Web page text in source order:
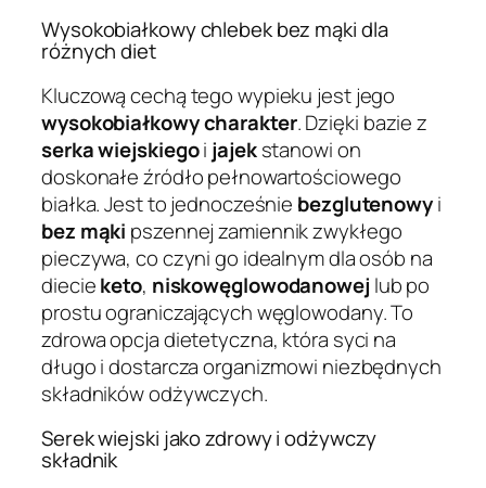
Wysokobiałkowy chlebek bez mąki dla
różnych diet
Kluczową cechą tego wypieku jest jego
wysokobiałkowy charakter. Dzięki bazie z
serka wiejskiegoi jajekstanowi on
doskonałe źródło pełnowartościowego
białka. Jest to jednocześnie bezglutenowyi
bez mąki pszennej zamiennik zwykłego
pieczywa, co czyni go idealnym dla osób na
diecieketo, niskowęglowodanowej lub po
prostu ograniczających węglowodany. To
zdrowa opcja dietetyczna, która syci na
długo i dostarcza organizmowi niezbędnych
składników odżywczych.
Serek wiejski jako zdrowy i odżywczy
składnik